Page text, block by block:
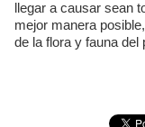
llegar a causar sean
mejor manera
de la flora y fauna del